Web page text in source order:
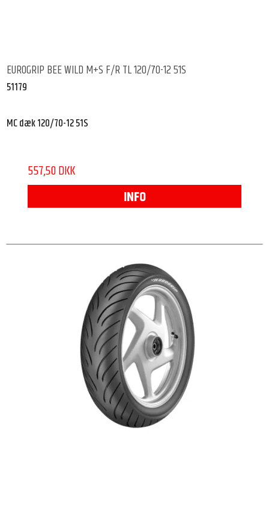
EUROGRIP BEE WILD M+S F/R TL 120/70-12 51S
51179
MC dæk 120/70-12 51S
557,50 DKK
INFO